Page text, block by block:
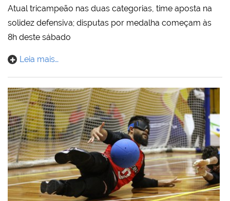
Atual tricampeão nas duas categorias, time aposta na
solidez defensiva; disputas por medalha começam às
8h deste sábado
Leia mais…